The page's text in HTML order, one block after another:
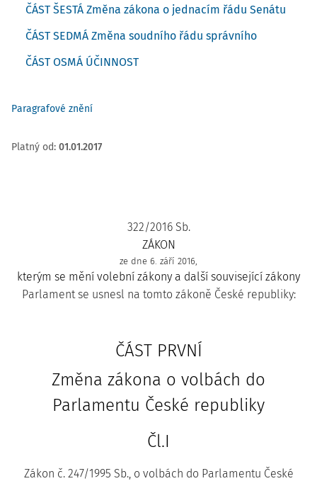
ČÁST ŠESTÁ Změna zákona o jednacím řádu Senátu
ČÁST SEDMÁ Změna soudního řádu správního
ČÁST OSMÁ ÚČINNOST
Paragrafové znění
Platný od: 01.01.2017
322/2016 Sb.
ZÁKON
ze dne 6. září 2016,
kterým se mění volební zákony a další související zákony
Parlament se usnesl na tomto zákoně České republiky:
ČÁST PRVNÍ
Změna zákona o volbách do
Parlamentu České republiky
Čl.I
Zákon č. 247/1995 Sb., o volbách do Parlamentu České